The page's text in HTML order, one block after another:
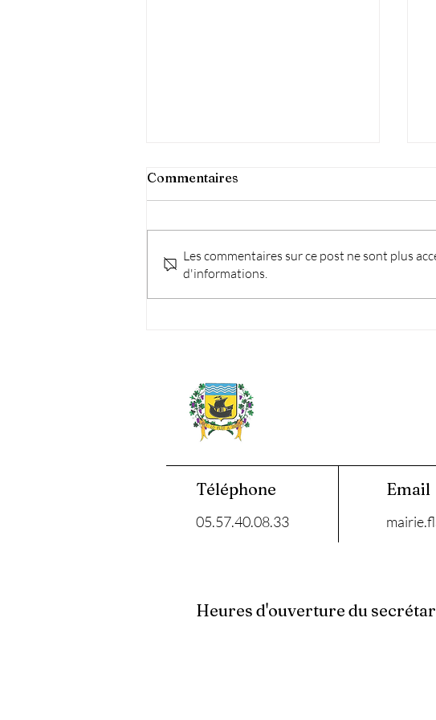
Une journée qui rugit de
Commentaires
Les commentaires sur ce post ne sont plus
d'informations.
Téléphone Email
05.57.40.08.33
Heures d'ouverture du